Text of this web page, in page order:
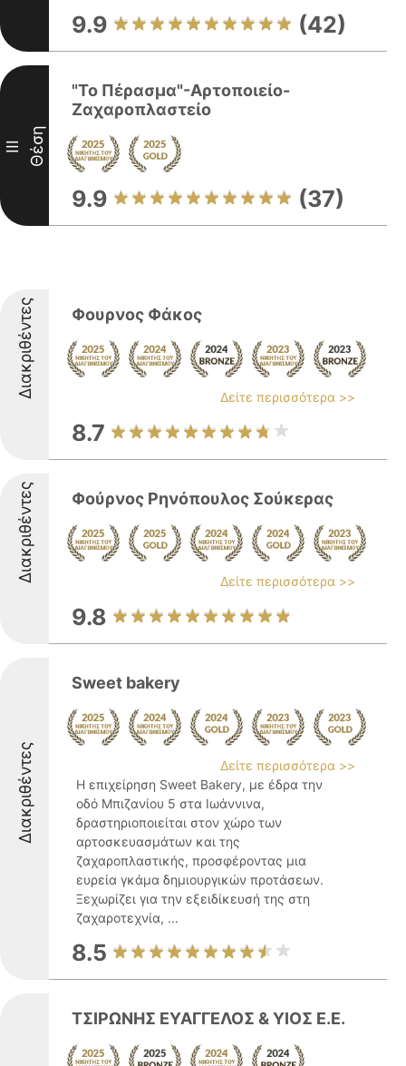
9.9 (42)
III Θέση
"Το Πέρασμα"-Αρτοποιείο-
Ζαχαροπλαστείο
9.9 (37)
Διακριθέντες Φουρνος Φάκος
Δείτε περισσότερα >>
8.7
Διακριθέντες Φούρνος Ρηνόπουλος Σούκερας
Δείτε περισσότερα >>
9.8
Διακριθέντες
Sweet bakery
Δείτε περισσότερα >>
Η επιχείρηση Sweet Bakery, με έδρα την
οδό Μπιζανίου 5 στα Ιωάννινα,
δραστηριοποιείται στον χώρο των
αρτοσκευασμάτων και της
ζαχαροπλαστικής, προσφέροντας μια
ευρεία γκάμα δημιουργικών προτάσεων.
Ξεχωρίζει για την εξειδίκευσή της στη
ζαχαροτεχνία, ...
8.5
ΤΣΙΡΩΝΗΣ ΕΥΑΓΓΕΛΟΣ & ΥΙΟΣ Ε.Ε.